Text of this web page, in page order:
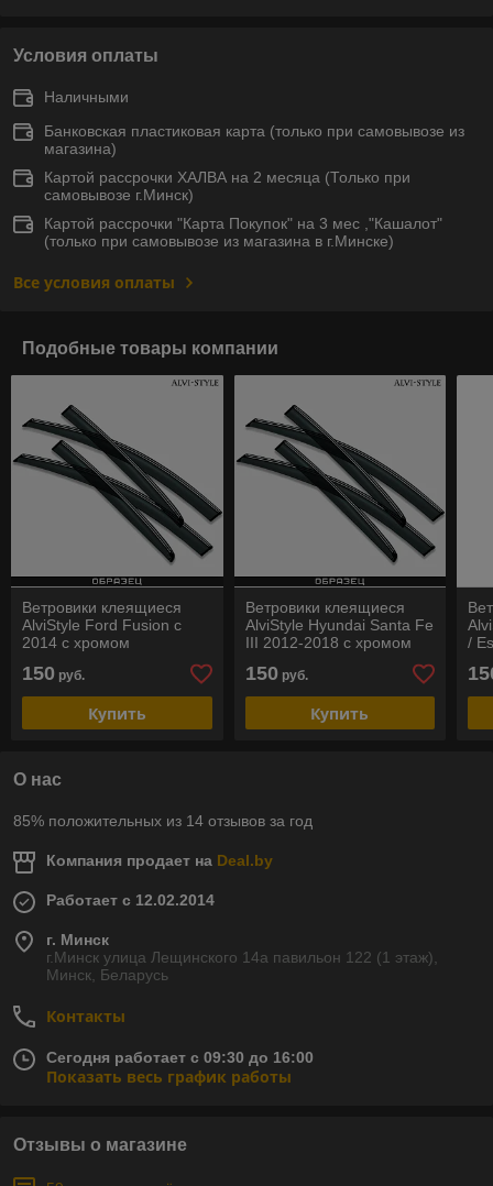
Условия оплаты
Наличными
Банковская пластиковая карта (только при самовывозе из
магазина)
Картой рассрочки ХАЛВА на 2 месяца (Только при
самовывозе г.Минск)
Картой рассрочки "Карта Покупок" на 3 мес ,"Кашалот"
(только при самовывозе из магазина в г.Минске)
Все условия оплаты
Подобные товары компании
Ветровики клеящиеся
AlviStyle Ford Fusion с
2014 с хромом
150 руб.
Купить
Ветровики клеящиеся
AlviStyle Hyundai Santa Fe
III 2012-2018 с хромом
150 руб.
Купить
/
О нас
85% положительных из 14 отзывов за год
Компания продает на Deal.by
Работает с 12.02.2014
г. Минск
г.Минск улица Лещинского 14а павильон 122 (1 этаж),
Минск, Беларусь
Контакты
Сегодня работает с 09:30 до 16:00
Показать весь график работы
Отзывы о магазине